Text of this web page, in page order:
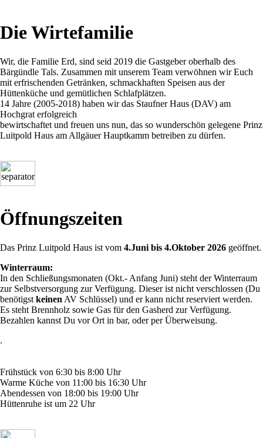
Die Wirtefamilie
Wir, die Familie Erd, sind seid 2019 die Gastgeber oberhalb des
Bärgündle Tals. Zusammen mit unserem Team verwöhnen wir Euch
mit erfrischenden Getränken, schmackhaften Speisen aus der
Hüttenküche und gemütlichen Schlafplätzen.
14 Jahre (2005-2018) haben wir das Staufner Haus (DAV) am
Hochgrat erfolgreich
bewirtschaftet und freuen uns nun, das so wunderschön gelegene Prinz
Luitpold Haus am Allgäuer Hauptkamm betreiben zu dürfen.
Öffnungszeiten
Das Prinz Luitpold Haus ist vom 4.Juni bis 4.Oktober 2026 geöffnet.
Winterraum:
In den Schließungsmonaten (Okt.- Anfang Juni) steht der Winterraum
zur Selbstversorgung zur Verfügung. Dieser ist nicht verschlossen (Du
benötigst keinen AV Schlüssel) und er kann nicht reserviert werden.
Es steht Brennholz sowie Gas für den Gasherd zur Verfügung.
Bezahlen kannst Du vor Ort in bar, oder per Überweisung.
.
Frühstück von 6:30 bis 8:00 Uhr
Warme Küche von 11:00 bis 16:30 Uhr
Abendessen von 18:00 bis 19:00 Uhr
Hüttenruhe ist um 22 Uhr